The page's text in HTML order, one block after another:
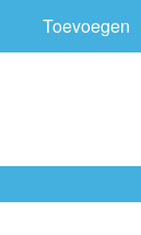
Toevoegen